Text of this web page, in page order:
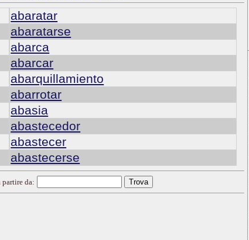
abaratar
abaratarse
abarca
abarcar
abarquillamiento
abarrotar
abasia
abastecedor
abastecer
abastecerse
da: